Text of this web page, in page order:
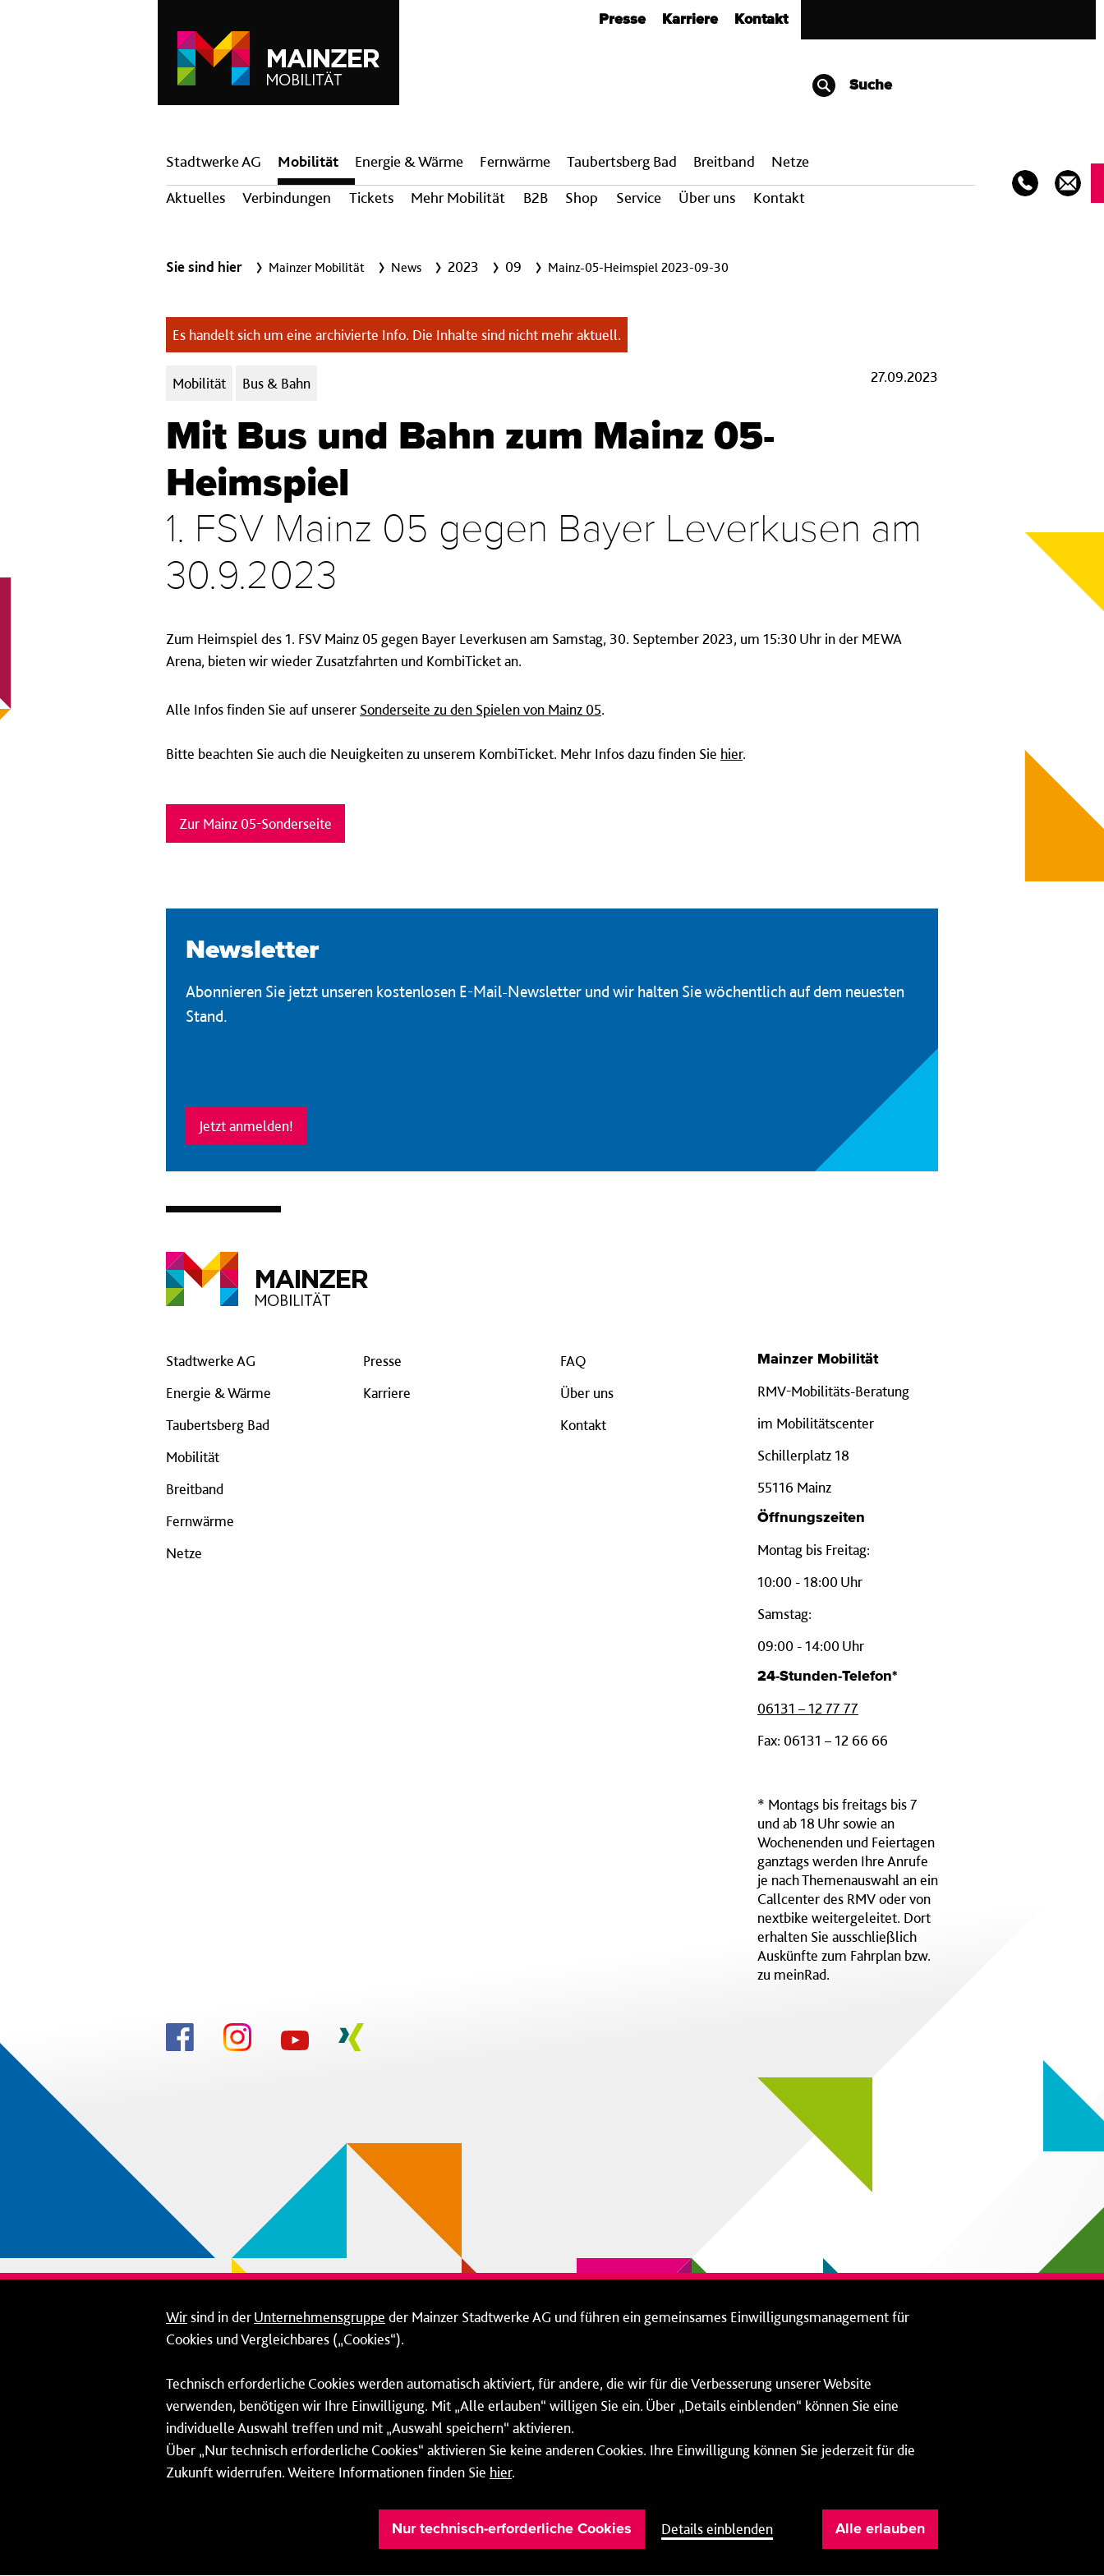
Presse Karriere Kontakt
Suche
Hauptnavigation
Stadtwerke AG
Mobilität
Aktuelles
Verbindungen Tickets Mehr Mobilität B2B Shop Service Über uns Kontakt
Energie & Wärme Fern­wärme Taubertsberg Bad Breit­band Netze
Sie sind hier Mainzer Mobilität News 2023 09 Mainz-05-Heimspiel 2023-09-30
Es handelt sich um eine archivierte Info. Die Inhalte sind nicht mehr aktuell.
Kategorien:
Mobilität Bus & Bahn 27.09.2023
Mit Bus und Bahn zum Mainz 05-
Heimspiel
1. FSV Mainz 05 gegen Bayer Leverkusen am
30.9.2023
Zum Heimspiel des 1. FSV Mainz 05 gegen Bayer Leverkusen am Samstag, 30. September 2023, um 15:30 Uhr in der MEWA
Arena, bieten wir wieder Zusatzfahrten und KombiTicket an.
Alle Infos finden Sie auf unserer Sonderseite zu den Spielen von Mainz 05.
Bitte beachten Sie auch die Neuigkeiten zu unserem KombiTicket. Mehr Infos dazu finden Sie hier.
Zur Mainz 05-Sonderseite
Newsletter
Abonnieren Sie jetzt unseren kostenlosen E-Mail-Newsletter und wir halten Sie wöchentlich auf dem neuesten
Stand.
Jetzt anmelden!
Stadtwerke AG
Energie & Wärme
Taubertsberg Bad
Mobilität
Breitband
Fernwärme
Netze
Presse
Karriere
FAQ
Über uns
Kontakt
Mainzer Mobilität
RMV-Mobilitäts-Beratung
im Mobilitätscenter
Schillerplatz 18
55116 Mainz
Öffnungszeiten
Montag bis Freitag:
10:00 - 18:00 Uhr
Samstag:
09:00 - 14:00 Uhr
24-Stunden-Telefon*
06131 – 12 77 77
Fax: 06131 – 12 66 66
* Montags bis freitags bis 7
und ab 18 Uhr sowie an
Wochenenden und Feiertagen
ganztags werden Ihre Anrufe
je nach Themenauswahl an ein
Callcenter des RMV oder von
nextbike weitergeleitet. Dort
erhalten Sie ausschließlich
Auskünfte zum Fahrplan bzw.
zu meinRad.
Barrierefreiheit Cookie-Einstellung Impressum Datenschutz
Wirsind in derUnternehmensgruppe der Mainzer Stadtwerke AG und führen ein gemeinsames Einwilligungsmanagement für
Cookies und Vergleichbares („Cookies“).
Technisch erforderliche Cookies werden automatisch aktiviert, für andere, die wir für die Verbesserung unserer Website
verwenden, benötigen wir Ihre Einwilligung. Mit „Alle erlauben“ willigen Sie ein. Über „Details einblenden“ können Sie eine
individuelle Auswahl treffen und mit „Auswahl speichern“ aktivieren.
Über „Nur technisch erforderliche Cookies“ aktivieren Sie keine anderen Cookies. Ihre Einwilligung können Sie jederzeit für die
Zukunft widerrufen. Weitere Informationen finden Sie hier.
Nur technisch-erforderliche Cookies Details einblenden Alle erlauben